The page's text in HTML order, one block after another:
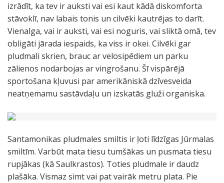
izrādīt, ka tev ir auksti vai esi kaut kādā diskomforta
stāvoklī, nav labais tonis un cilvēki kautrējas to darīt.
Vienalga, vai ir auksti, vai esi noguris, vai sliktā omā, tev
obligāti jārada iespaids, ka viss ir okei. Cilvēki gar
pludmali skrien, brauc ar velosipēdiem un parku
zālienos nodarbojas ar vingrošanu. Šī vispārējā
sportošana kļuvusi par amerikāniskā dzīvesveida
neatņemamu sastāvdaļu un izskatās gluži organiska.
Santamonikas pludmales smiltis ir ļoti līdzīgas Jūrmalas
smiltīm. Varbūt mata tiesu tumšākas un pusmata tiesu
rupjākas (kā Saulkrastos). Toties pludmale ir daudz
plašāka. Vismaz simt vai pat vairāk metru plata. Pie